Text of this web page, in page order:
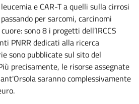
e CAR-T a quelli sulla cirrosi
per sarcomi, carcinomi
sono 8 i progetti dell’IRCCS
PNRR dedicati alla ricerca
sono pubblicate sul sito del
precisamente, le risorse assegnate
saranno complessivamente